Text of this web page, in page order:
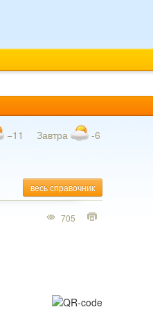
−11 Завтра -6
весь справочник
705